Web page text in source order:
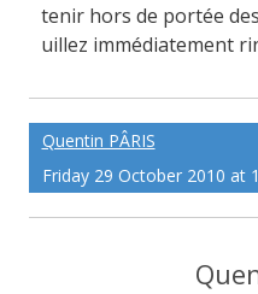
tenir hors de portée
uillez immédiatement
Quentin PÂRIS
Friday 29 October 2010 at